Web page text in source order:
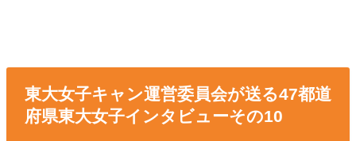
東大女子キャン運営委員会が送る47都道
府県東大女子インタビューその10